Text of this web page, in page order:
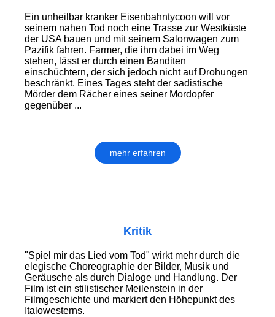
Ein unheilbar kranker Eisenbahntycoon will vor
seinem nahen Tod noch eine Trasse zur Westküste
der USA bauen und mit seinem Salonwagen zum
Pazifik fahren. Farmer, die ihm dabei im Weg
stehen, lässt er durch einen Banditen
einschüchtern, der sich jedoch nicht auf Drohungen
beschränkt. Eines Tages steht der sadistische
Mörder dem Rächer eines seiner Mordopfer
gegenüber ...
mehr erfahren
Kritik
"Spiel mir das Lied vom Tod" wirkt mehr durch die
elegische Choreographie der Bilder, Musik und
Geräusche als durch Dialoge und Handlung. Der
Film ist ein stilistischer Meilenstein in der
Filmgeschichte und markiert den Höhepunkt des
Italowesterns.